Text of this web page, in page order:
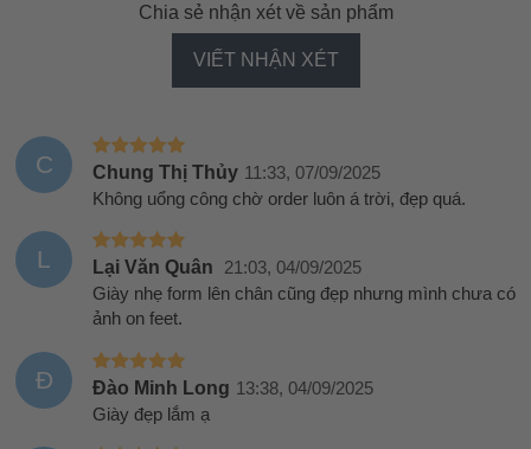
Chia sẻ nhận xét về sản phẩm
VIẾT NHẬN XÉT
C Chung Thị Thủy 11:33, 07/09/2025
Không uổng công chờ order luôn á trời, đẹp quá.
L Lại Văn Quân
21:03, 04/09/2025
Giày nhẹ form lên chân cũng đẹp nhưng mình chưa có
ảnh on feet.
Đ Đào Minh Long 13:38, 04/09/2025
Giày đẹp lắm ạ